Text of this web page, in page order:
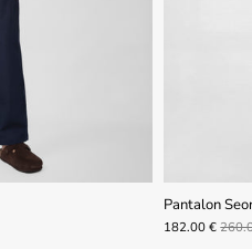
Pantalon
182.00 €